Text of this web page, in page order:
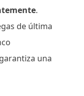
.
de última
una